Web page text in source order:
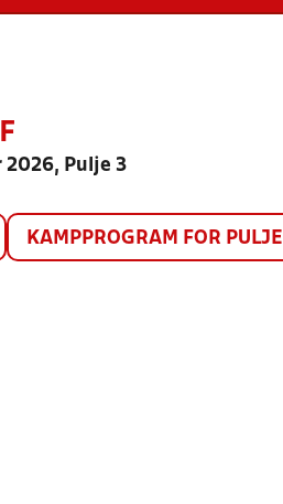
2026, Pulje 3
KAMPPROGRAM FOR PULJE